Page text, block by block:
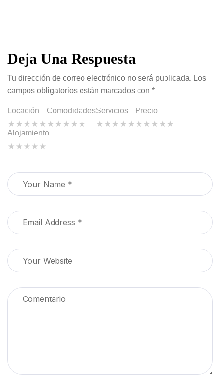
Deja Una Respuesta
Tu dirección de correo electrónico no será publicada. Los
campos obligatorios están marcados con *
Locación ComodidadesServicios Precio
Alojamiento